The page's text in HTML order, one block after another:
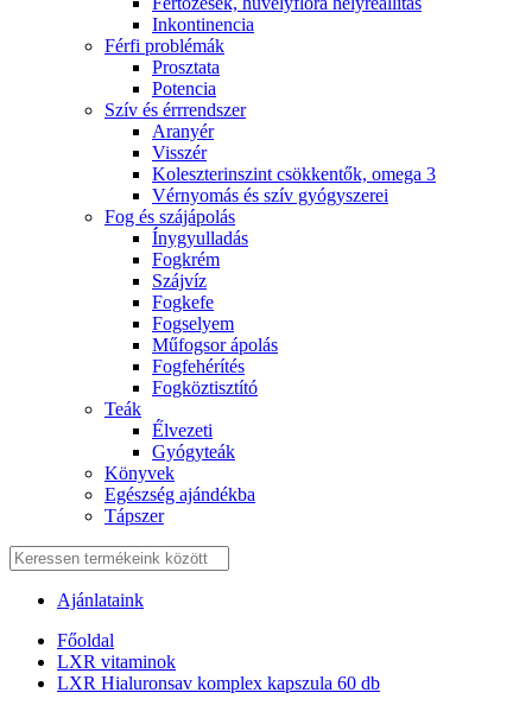
Inkontinencia
Férfi problémák
Prosztata
Potencia
Szív és érrrendszer
Aranyér
Visszér
Koleszterinszint csökkentők, omega 3
Vérnyomás és szív gyógyszerei
Fog és szájápolás
Í́nygyulladás
Fogkrém
Szájvíz
Fogkefe
Fogselyem
Műfogsor ápolás
Fogfehérítés
Fogköztisztító
Teák
É́lvezeti
Gyógyteák
Könyvek
Egészség ajándékba
Tápszer
Ajánlataink
Főoldal
LXR vitaminok
LXR Hialuronsav komplex kapszula 60 db